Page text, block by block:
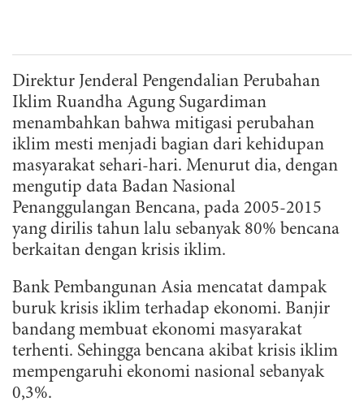
Direktur Jenderal Pengendalian Perubahan
Iklim Ruandha Agung Sugardiman
menambahkan bahwa mitigasi perubahan
iklim mesti menjadi bagian dari kehidupan
masyarakat sehari-hari. Menurut dia, dengan
mengutip data Badan Nasional
Penanggulangan Bencana, pada 2005-2015
yang dirilis tahun lalu sebanyak 80% bencana
berkaitan dengan krisis iklim.
Bank Pembangunan Asia mencatat dampak
buruk krisis iklim terhadap ekonomi. Banjir
bandang membuat ekonomi masyarakat
terhenti. Sehingga bencana akibat krisis iklim
mempengaruhi ekonomi nasional sebanyak
0,3%.